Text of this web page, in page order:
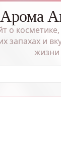
Арома
о
запахах и
жизни